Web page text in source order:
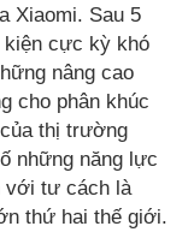
Xiaomi. Sau 5
kiện cực kỳ khó
nâng cao
cho phân khúc
thị trường
những năng lực
với tư cách là
thứ hai thế giới.